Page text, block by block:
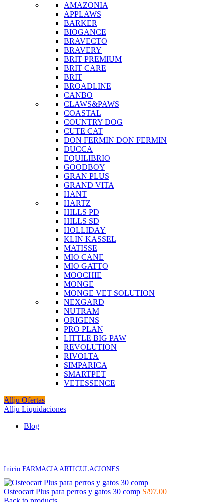
AMAZONIA
APPLAWS
BARKER
BIOGANCE
BRAVECTO
BRAVERY
BRIT PREMIUM
BRIT CARE
BRIT
BROADLINE
CANBO
CLAWS&PAWS
COASTAL
COUNTRY DOG
CUTE CAT
DON FERMIN DON FERMIN
DUCCA
EQUILIBRIO
GOODBOY
GRAN PLUS
GRAND VITA
HANT
HARTZ
HILLS PD
HILLS SD
HOLLIDAY
KLIN KASSEL
MATISSE
MIO CANE
MIO GATTO
MOOCHIE
MONGE
MONGE VET SOLUTION
NEXGARD
NUTRAM
ORIGENS
PRO PLAN
LITTLE BIG PAW
REVOLUTION
RIVOLTA
SIMPARICA
SMARTPET
VETESSENCE
Allju Ofertas
Allju Liquidaciones
Blog
Inicio FARMACIA ARTICULACIONES
Osteocart Plus para perros y gatos 30 comp S/97.00